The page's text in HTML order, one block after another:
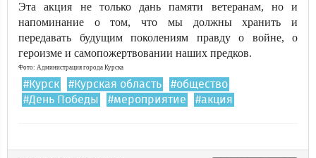
Эта акция не только дань памяти ветеранам, но и
напоминание о том, что мы должны хранить и
передавать будущим поколениям правду о войне, о
героизме и самопожертвовании наших предков.
Фото: Администрация города Курска
#Курск #Курская область
#общество
#День Победы
#мероприятие #акция